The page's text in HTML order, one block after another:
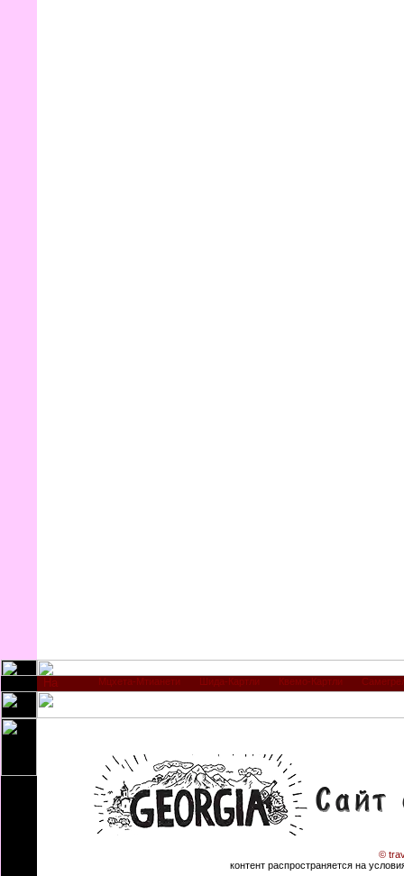
Мцхета-Мтианети Шида-Картли Квемо-Картли
©
контент распространяется на